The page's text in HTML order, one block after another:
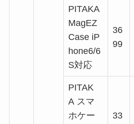
PITAKA
MagEZ
Case iP
hone6/6
S対応
36
99
PITAK
A スマ
ホケー
33